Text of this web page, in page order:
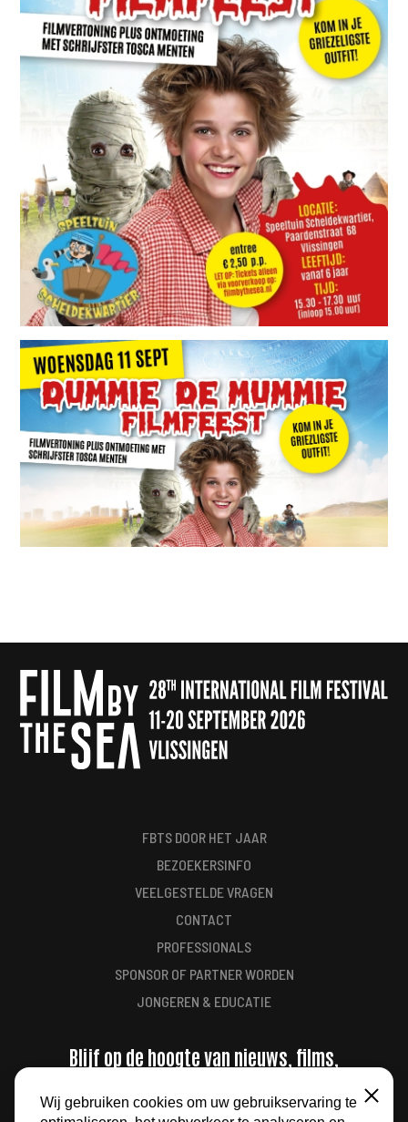
FBTS DOOR HET JAAR
BEZOEKERSINFO
VEELGESTELDE VRAGEN
CONTACT
PROFESSIONALS
SPONSOR OF PARTNER WORDEN
JONGEREN & EDUCATIE
Blijf op de hoogte van nieuws, films,
Wij gebruiken cookies om uw gebruikservaring te